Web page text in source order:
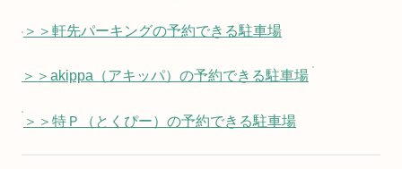
＞＞軒先パーキングの予約できる駐車場
＞＞akippa（アキッパ）の予約できる駐車場
＞＞特Ｐ（とくぴー）の予約できる駐車場